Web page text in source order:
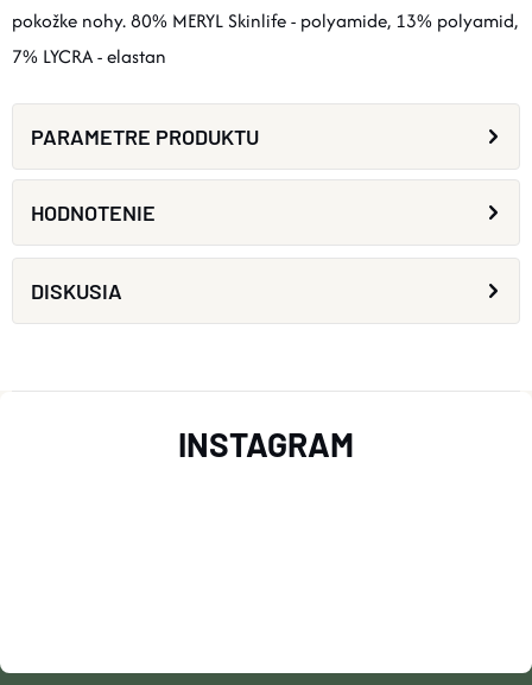
pokožke nohy. 80% MERYL Skinlife - polyamide, 13% polyamid,
7% LYCRA - elastan
PARAMETRE PRODUKTU
HODNOTENIE
DISKUSIA
T
INSTAGRAM